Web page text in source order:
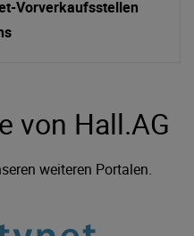
Vorverkaufsstellen
von Hall.AG
weiteren Portalen.